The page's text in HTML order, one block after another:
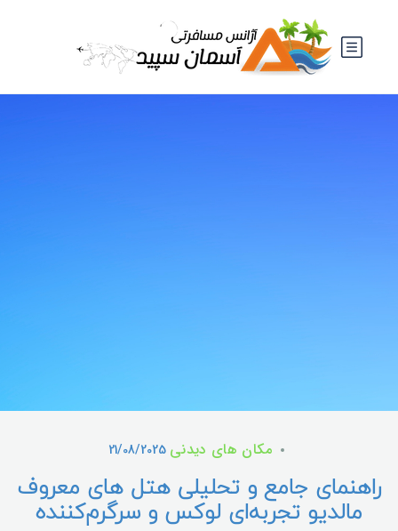
مکان های دیدنی
راهنمای جامع و تحلیلی هتل های معروف
مالدیو تجربه‌ای لوکس و سرگرم‌کننده